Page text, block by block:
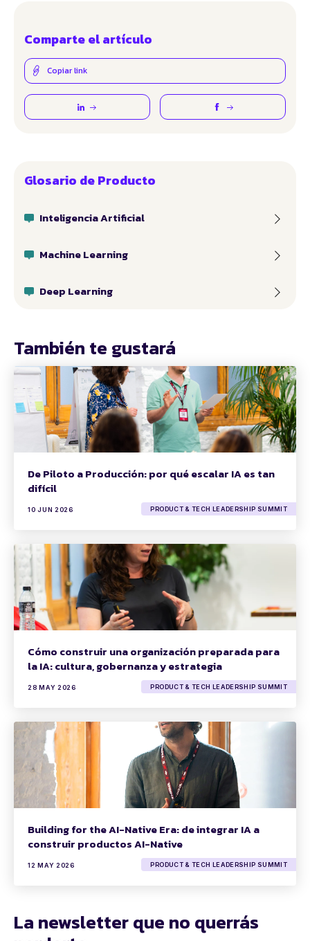
Comparte el artículo
Copiar link
Glosario de Producto
Inteligencia Artificial
Machine Learning
Deep Learning
También te gustará
De Piloto a Producción: por qué escalar IA es tan
difícil
10 JUN 2026 PRODUCT & TECH LEADERSHIP SUMMIT
Cómo construir una organización preparada para
la IA: cultura, gobernanza y estrategia
28 MAY 2026 PRODUCT & TECH LEADERSHIP SUMMIT
Building for the AI-Native Era: de integrar IA a
construir productos AI-Native
12 MAY 2026 PRODUCT & TECH LEADERSHIP SUMMIT
La newsletter que no querrás